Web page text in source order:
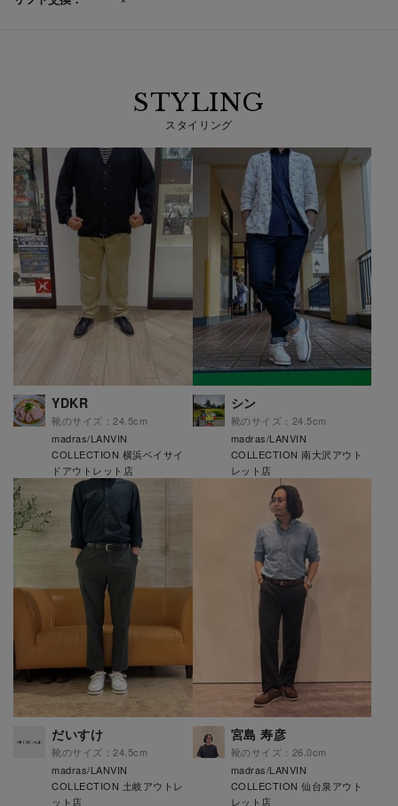
STYLING
スタイリング
YDKR
靴のサイズ：24.5cm
madras/LANVIN
COLLECTION 横浜ベイサイ
ドアウトレット店
シン
靴のサイズ：24.5cm
madras/LANVIN
COLLECTION 南大沢アウト
レット店
だいすけ
靴のサイズ：24.5cm
madras/LANVIN
COLLECTION 土岐アウトレ
ット店
宮島 寿彦
靴のサイズ：26.0cm
madras/LANVIN
COLLECTION 仙台泉アウト
レット店